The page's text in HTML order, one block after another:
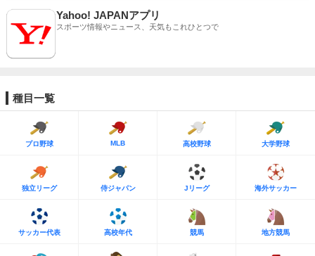
Yahoo! JAPANアプリ
スポーツ情報やニュース、天気もこれひとつで
種目一覧
プロ野球 MLB 高校野球 大学野球
独立リーグ 侍ジャパン Jリーグ 海外サッカー
サッカー代表 高校年代 競馬 地方競馬